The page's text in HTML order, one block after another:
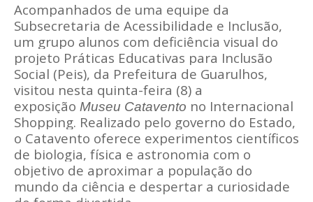
Acompanhados de uma equipe da
Subsecretaria de Acessibilidade e Inclusão,
um grupo alunos com deficiência visual do
projeto Práticas Educativas para Inclusão
Social (Peis), da Prefeitura de Guarulhos,
visitou nesta quinta-feira (8) a
exposição Museu Catavento no Internacional
Shopping. Realizado pelo governo do Estado,
o Catavento oferece experimentos científicos
de biologia, física e astronomia com o
objetivo de aproximar a população do
mundo da ciência e despertar a curiosidade